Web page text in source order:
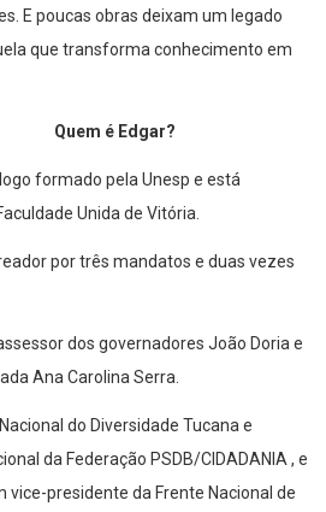
E poucas obras deixam um legado
que transforma conhecimento em
Quem é Edgar?
formado pela Unesp e está
Unida de Vitória.
por três mandatos e duas vezes
dos governadores João Doria e
Ana Carolina Serra.
do Diversidade Tucana e
da Federação PSDB/CIDADANIA , e
vice-presidente da Frente Nacional de